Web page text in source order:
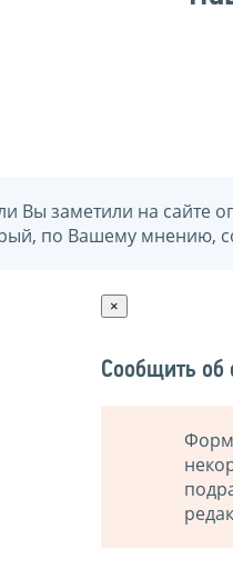
Вы заметили на сайте
по Вашему мнению,
×
Сообщить об